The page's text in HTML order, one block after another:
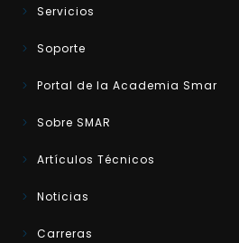
Servicios
Soporte
Portal de la Academia Smar
Sobre SMAR
Artículos Técnicos
Noticias
Carreras